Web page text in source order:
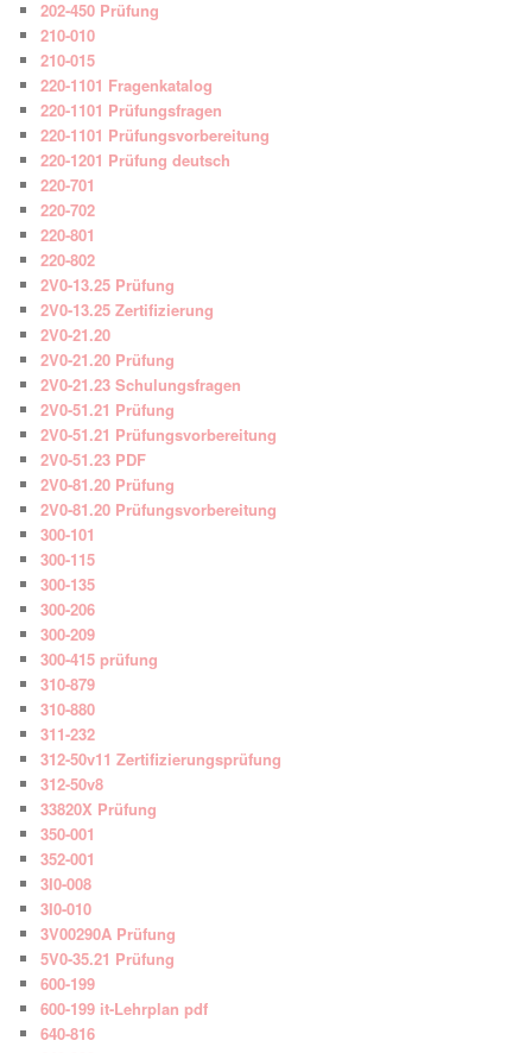
202-450 Prüfung
210-010
210-015
220-1101 Fragenkatalog
220-1101 Prüfungsfragen
220-1101 Prüfungsvorbereitung
220-1201 Prüfung deutsch
220-701
220-702
220-801
220-802
2V0-13.25 Prüfung
2V0-13.25 Zertifizierung
2V0-21.20
2V0-21.20 Prüfung
2V0-21.23 Schulungsfragen
2V0-51.21 Prüfung
2V0-51.21 Prüfungsvorbereitung
2V0-51.23 PDF
2V0-81.20 Prüfung
2V0-81.20 Prüfungsvorbereitung
300-101
300-115
300-135
300-206
300-209
300-415 prüfung
310-879
310-880
311-232
312-50v11 Zertifizierungsprüfung
312-50v8
33820X Prüfung
350-001
352-001
3I0-008
3I0-010
3V00290A Prüfung
5V0-35.21 Prüfung
600-199
600-199 it-Lehrplan pdf
640-816